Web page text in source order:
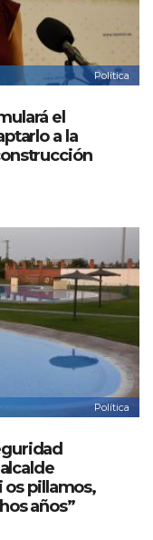
Política
el
a la
Política
os pillamos,
años”